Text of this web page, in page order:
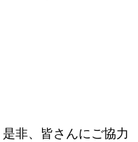
非、皆さんにご協力